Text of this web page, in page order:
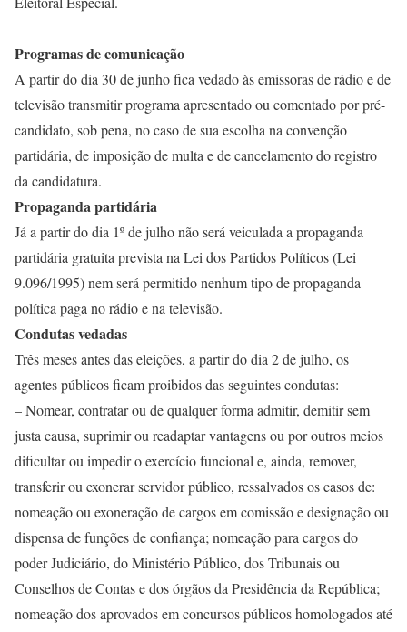
Programas de comunicação
A partir do dia 30 de junho fica vedado às emissoras de rádio e de
televisão transmitir programa apresentado ou comentado por pré-
candidato, sob pena, no caso de sua escolha na convenção
partidária, de imposição de multa e de cancelamento do registro
da candidatura.
Propaganda partidária
Já a partir do dia 1º de julho não será veiculada a propaganda
partidária gratuita prevista na Lei dos Partidos Políticos (Lei
9.096/1995) nem será permitido nenhum tipo de propaganda
política paga no rádio e na televisão.
Condutas vedadas
Três meses antes das eleições, a partir do dia 2 de julho, os
agentes públicos ficam proibidos das seguintes condutas:
– Nomear, contratar ou de qualquer forma admitir, demitir sem
justa causa, suprimir ou readaptar vantagens ou por outros meios
dificultar ou impedir o exercício funcional e, ainda, remover,
transferir ou exonerar servidor público, ressalvados os casos de:
nomeação ou exoneração de cargos em comissão e designação ou
dispensa de funções de confiança; nomeação para cargos do
poder Judiciário, do Ministério Público, dos Tribunais ou
Conselhos de Contas e dos órgãos da Presidência da República;
nomeação dos aprovados em concursos públicos homologados até